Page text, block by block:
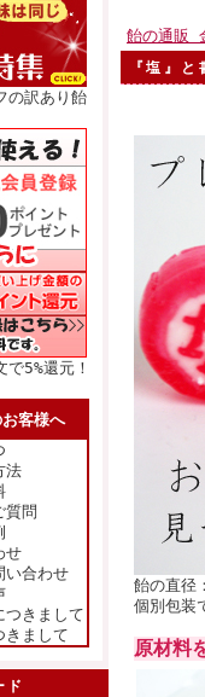
の訳あり飴
5%還元！
客様へ
法
質問
せ
い合わせ
つきまして
きまして
ド
飴の通販
『塩』
飴の直径
個別包装
原材料